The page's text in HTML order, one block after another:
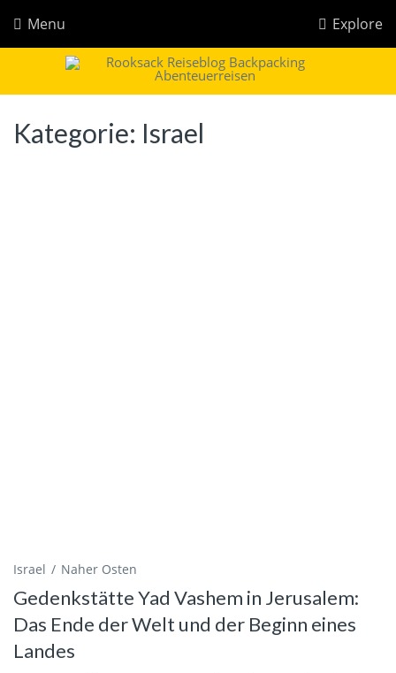
Explore
Menu
Rooksack
Reiseblog für Backpacking in Europa und der Welt
Kategorie: Israel
Israel Naher Osten
Gedenkstätte Yad Vashem in Jerusalem:
Das Ende der Welt und der Beginn eines
Landes